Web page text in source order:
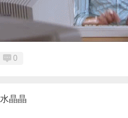
0
水晶晶